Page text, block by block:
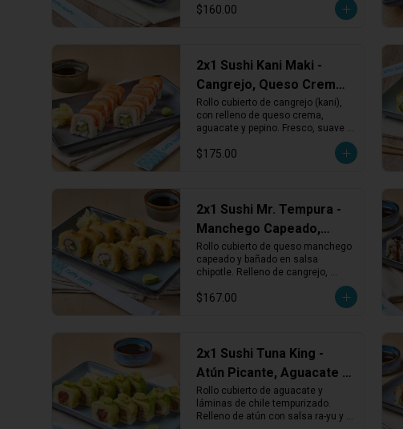
$160.00
2x1 Sushi Kani Maki -
Cangrejo, Queso Crema,
Aguacate y Pepino
Rollo cubierto de cangrejo (kani),
con relleno de queso crema,
aguacate y pepino. Fresco, suave y
con el toque cremoso tradicional.
$175.00
2x1 Sushi Mr. Tempura -
Manchego Capeado,
Cangrejo y Chipotle
Rollo cubierto de queso manchego
capeado y bañado en salsa
chipotle. Relleno de cangrejo,
Cremoso, crujiente y con toque
$167.00
2x1 Sushi Tuna King -
Atún Picante, Aguacate y
Chile Tempura
Rollo cubierto de aguacate y
láminas de chile tempurizado.
Relleno de atún con salsa ra-yu y